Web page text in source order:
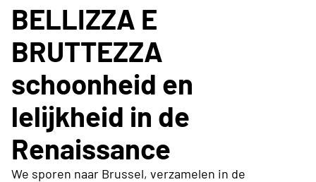
BELLIZZA E
BRUTTEZZA
schoonheid en
lelijkheid in de
Renaissance
We sporen naar Brussel, verzamelen in de